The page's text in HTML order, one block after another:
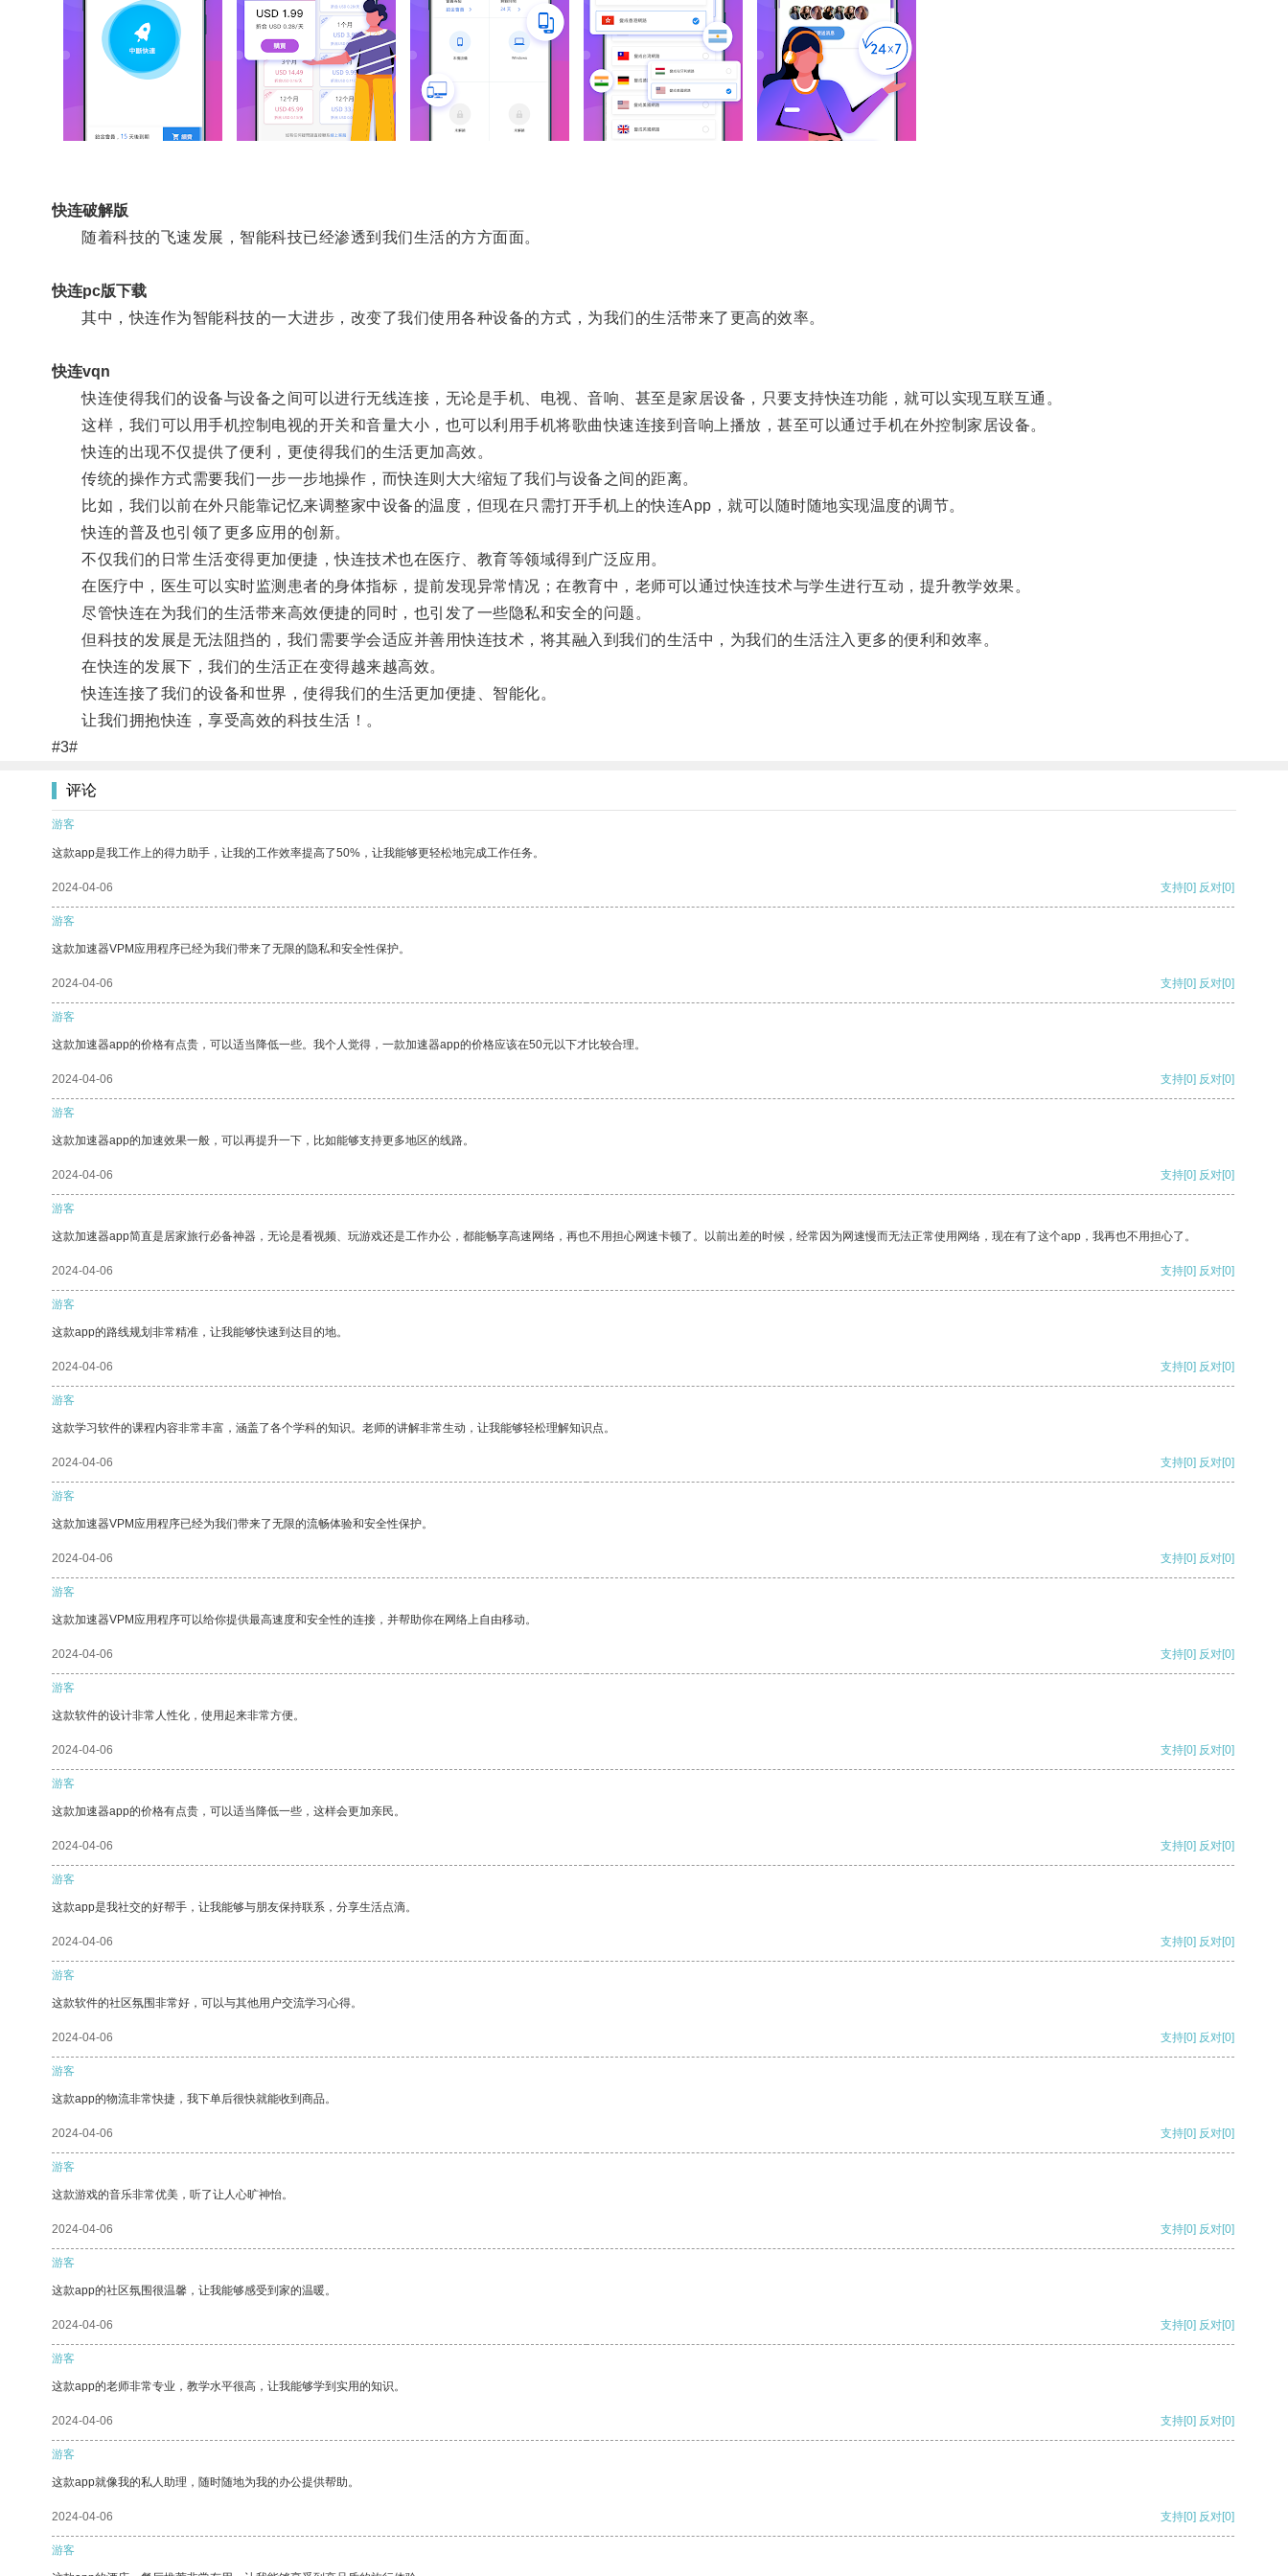
快连破解版
随着科技的飞速发展，智能科技已经渗透到我们生活的方方面面。
快连pc版下载
其中，快连作为智能科技的一大进步，改变了我们使用各种设备的方式，为我们的生活带来了更高的效率。
快连vqn
快连使得我们的设备与设备之间可以进行无线连接，无论是手机、电视、音响、甚至是家居设备，只要支持快连功能，就可以实现互联互通。
这样，我们可以用手机控制电视的开关和音量大小，也可以利用手机将歌曲快速连接到音响上播放，甚至可以通过手机在外控制家居设备。
快连的出现不仅提供了便利，更使得我们的生活更加高效。
传统的操作方式需要我们一步一步地操作，而快连则大大缩短了我们与设备之间的距离。
比如，我们以前在外只能靠记忆来调整家中设备的温度，但现在只需打开手机上的快连App，就可以随时随地实现温度的调节。
快连的普及也引领了更多应用的创新。
不仅我们的日常生活变得更加便捷，快连技术也在医疗、教育等领域得到广泛应用。
在医疗中，医生可以实时监测患者的身体指标，提前发现异常情况；在教育中，老师可以通过快连技术与学生进行互动，提升教学效果。
尽管快连在为我们的生活带来高效便捷的同时，也引发了一些隐私和安全的问题。
但科技的发展是无法阻挡的，我们需要学会适应并善用快连技术，将其融入到我们的生活中，为我们的生活注入更多的便利和效率。
在快连的发展下，我们的生活正在变得越来越高效。
快连连接了我们的设备和世界，使得我们的生活更加便捷、智能化。
让我们拥抱快连，享受高效的科技生活！。
#3#
评论
游客
这款app是我工作上的得力助手，让我的工作效率提高了50%，让我能够更轻松地完成工作任务。
2024-04-06 支持[0] 反对[0]
游客
这款加速器VPM应用程序已经为我们带来了无限的隐私和安全性保护。
2024-04-06 支持[0] 反对[0]
游客
这款加速器app的价格有点贵，可以适当降低一些。我个人觉得，一款加速器app的价格应该在50元以下才比较合理。
2024-04-06 支持[0] 反对[0]
游客
这款加速器app的加速效果一般，可以再提升一下，比如能够支持更多地区的线路。
2024-04-06 支持[0] 反对[0]
游客
这款加速器app简直是居家旅行必备神器，无论是看视频、玩游戏还是工作办公，都能畅享高速网络，再也不用担心网速卡顿了。以前出差的时候，经常因为网速慢而无法正常使用网络，现在有了这个app，我再也不用担心了。
2024-04-06 支持[0] 反对[0]
游客
这款app的路线规划非常精准，让我能够快速到达目的地。
2024-04-06 支持[0] 反对[0]
游客
这款学习软件的课程内容非常丰富，涵盖了各个学科的知识。老师的讲解非常生动，让我能够轻松理解知识点。
2024-04-06 支持[0] 反对[0]
游客
这款加速器VPM应用程序已经为我们带来了无限的流畅体验和安全性保护。
2024-04-06 支持[0] 反对[0]
游客
这款加速器VPM应用程序可以给你提供最高速度和安全性的连接，并帮助你在网络上自由移动。
2024-04-06 支持[0] 反对[0]
游客
这款软件的设计非常人性化，使用起来非常方便。
2024-04-06 支持[0] 反对[0]
游客
这款加速器app的价格有点贵，可以适当降低一些，这样会更加亲民。
2024-04-06 支持[0] 反对[0]
游客
这款app是我社交的好帮手，让我能够与朋友保持联系，分享生活点滴。
2024-04-06 支持[0] 反对[0]
游客
这款软件的社区氛围非常好，可以与其他用户交流学习心得。
2024-04-06 支持[0] 反对[0]
游客
这款app的物流非常快捷，我下单后很快就能收到商品。
2024-04-06 支持[0] 反对[0]
游客
这款游戏的音乐非常优美，听了让人心旷神怡。
2024-04-06 支持[0] 反对[0]
游客
这款app的社区氛围很温馨，让我能够感受到家的温暖。
2024-04-06 支持[0] 反对[0]
游客
这款app的老师非常专业，教学水平很高，让我能够学到实用的知识。
2024-04-06 支持[0] 反对[0]
游客
这款app就像我的私人助理，随时随地为我的办公提供帮助。
2024-04-06 支持[0] 反对[0]
游客